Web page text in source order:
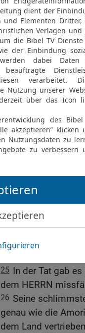
dort werden sie
20 Als Ahab den
»Hast du mich
habe dich ertappt!
was dem HERRN
21 Darum lässt er
ins Unglück
männlichen
wie die unmündigen.
22 Weil du meinen
Israel zum
das gleiche
und von Bascha.‹
23 Der Königin
Stadtmauer von
fressen.
24 Wer von deiner
Hunde, und wer
25 In der Tat gab
dem HERRN
26 Seine
genau wie die
dem Land